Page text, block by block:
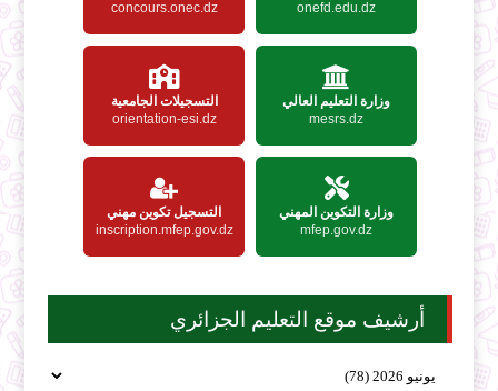
onefd.edu.dz
concours.onec.dz
وزارة التعليم العالي
mesrs.dz
التسجيلات الجامعية
orientation-esi.dz
وزارة التكوين المهني
mfep.gov.dz
التسجيل تكوين مهني
inscription.mfep.gov.dz
أرشيف موقع التعليم الجزائري